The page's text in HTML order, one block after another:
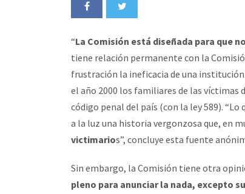
“La Comisión está diseñada para que
tiene relación permanente con la
frustración la ineficacia de una institución
el año 2000 los familiares de las víctimas
código penal del país (con la ley 589).
a la luz una historia vergonzosa que, en
victimarios”, concluye esta fuente
Sin embargo, la Comisión tiene otra
pleno para anunciar la nada, excepto